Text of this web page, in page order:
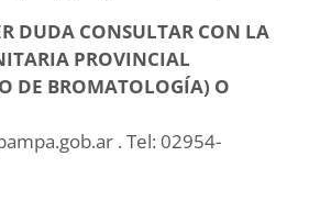
DUDA CONSULTAR CON LA
PROVINCIAL
DE BROMATOLOGÍA) O
. Tel: 02954-